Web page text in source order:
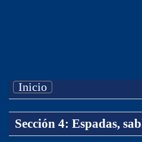
Inicio
Sección 4: Espadas,